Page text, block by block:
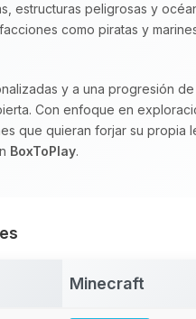
estructuras peligrosas y
como piratas y
y a una progresión
Con enfoque en
que quieran forjar su propia
BoxToPlay.
Minecraft